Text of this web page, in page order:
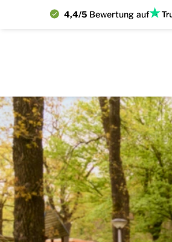
4,4/5 Bewertung auf